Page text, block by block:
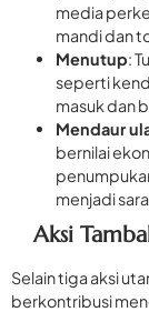
media
mandi dan
Menutup:
seperti
masuk dan
Mendaur
bernilai
menjadi
Aksi
Selain tiga aksi
berkontribusi